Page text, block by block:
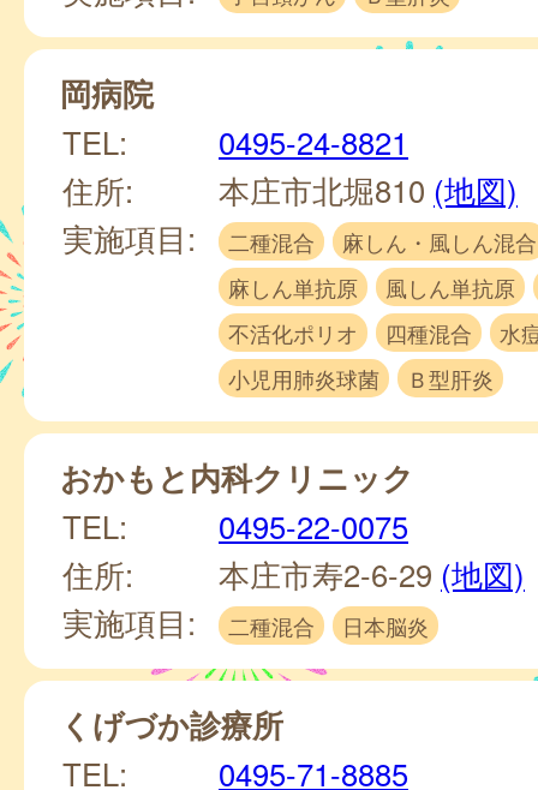
岡病院
TEL:
0495-24-8821
住所:
本庄市北堀810 (地図)
実施項目:
二種混合
麻しん・風しん混合
麻しん単抗原
風しん単抗原
不活化ポリオ
四種混合
水
小児用肺炎球菌
Ｂ型肝炎
おかもと内科クリニック
TEL:
0495-22-0075
住所:
本庄市寿2-6-29 (地図)
実施項目:
二種混合 日本脳炎
くげづか診療所
TEL: 0495-71-8885